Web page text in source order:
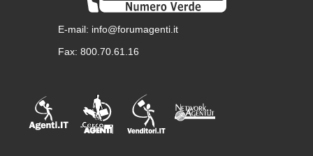
E-mail: info@forumagenti.it
Fax: 800.70.61.16